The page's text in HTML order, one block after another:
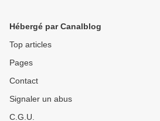
Hébergé par Canalblog
Top articles
Pages
Contact
Signaler un abus
C.G.U.